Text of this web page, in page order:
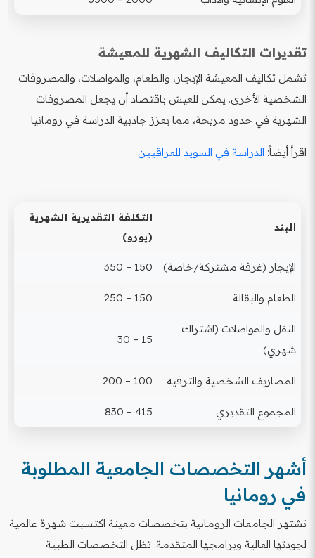
تقديرات التكاليف الشهرية للمعيشة
تشمل تكاليف المعيشة الإيجار، والطعام، والمواصلات، والمصروفات
الشخصية الأخرى. يمكن للعيش باقتصاد أن يجعل المصروفات
الشهرية في حدود مريحة، مما يعزز جاذبية الدراسة في رومانيا.
اقرأ أيضاً: الدراسة في السويد للعراقيين
البند
التكلفة التقديرية الشهرية
(يورو)
الإيجار (غرفة مشتركة/خاصة) 150 – 350
الطعام والبقالة 150 – 250
النقل والمواصلات (اشتراك
شهري)
15 – 30
المصاريف الشخصية والترفيه 100 – 200
المجموع التقديري 415 – 830
أشهر التخصصات الجامعية المطلوبة
في رومانيا
تشتهر الجامعات الرومانية بتخصصات معينة اكتسبت شهرة عالمية
لجودتها العالية وبرامجها المتقدمة. تظل التخصصات الطبية